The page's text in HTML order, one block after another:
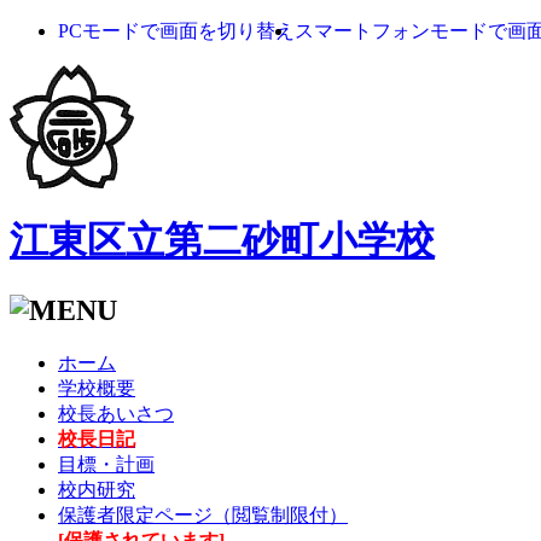
PCモードで画面を切り替え スマートフォンモードで画
江東区立第二砂町小学校
ホーム
学校概要
校長あいさつ
校長日記
目標・計画
校内研究
保護者限定ページ（閲覧制限付）